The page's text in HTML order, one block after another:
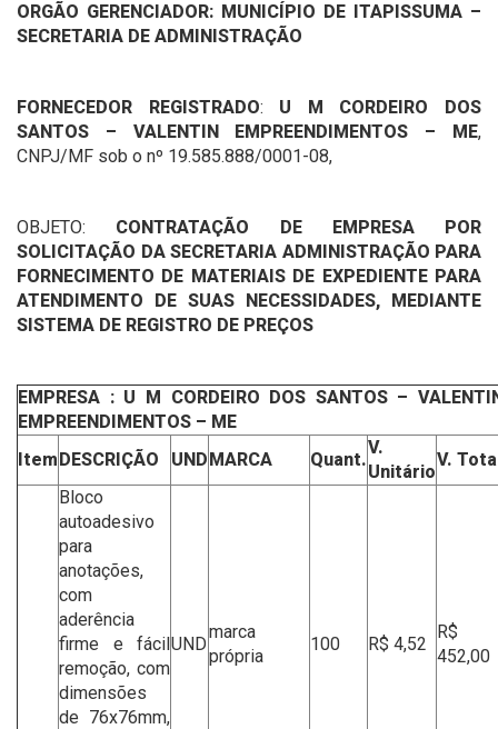
ORGÃO GERENCIADOR: MUNICÍPIO DE ITAPISSUMA –
SECRETARIA DE ADMINISTRAÇÃO
FORNECEDOR REGISTRADO: U M CORDEIRO DOS
SANTOS – VALENTIN EMPREENDIMENTOS – ME,
CNPJ/MF sob o nº 19.585.888/0001-08,
OBJETO: CONTRATAÇÃO DE EMPRESA POR
SOLICITAÇÃO DA SECRETARIA ADMINISTRAÇÃO PARA
FORNECIMENTO DE MATERIAIS DE EXPEDIENTE PARA
ATENDIMENTO DE SUAS NECESSIDADES, MEDIANTE
SISTEMA DE REGISTRO DE PREÇOS
EMPRESA : U M CORDEIRO DOS SANTOS –
EMPREENDIMENTOS – ME
ItemDESCRIÇÃO UNDMARCA Quant.
V.
Unitário
V.
Bloco
autoadesivo
para
anotações,
com
aderência
firme e fácil
remoção, com
dimensões
de 76x76mm,
UND
marca
própria
100 R$ 4,52
R$
452,00